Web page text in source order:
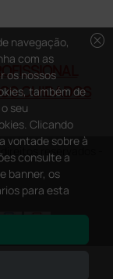
CUIDADOS
reservados -
cancel
navegação,
com as
os nossos
também de
seu
Clicando
vontade sobre à
consulte a
banner, os
para esta